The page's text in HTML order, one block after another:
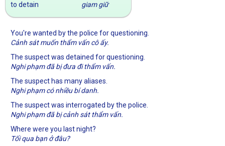
to detain giam giữ
You're wanted by the police for questioning.
Cảnh sát muốn thẩm vấn cô ấy.
The suspect was detained for questioning.
Nghi phạm đã bị đưa đi thẩm vấn.
The suspect has many aliases.
Nghi phạm có nhiều bí danh.
The suspect was interrogated by the police.
Nghi phạm đã bị cảnh sát thẩm vấn.
Where were you last night?
Tối qua bạn ở đâu?